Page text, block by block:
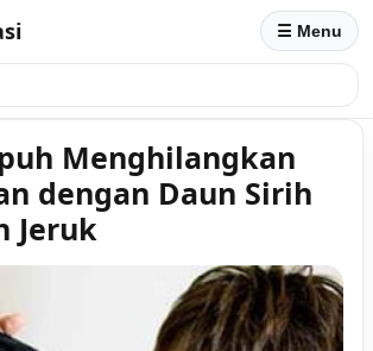
☰ Menu
Menghilangkan
dengan Daun Sirih
Jeruk